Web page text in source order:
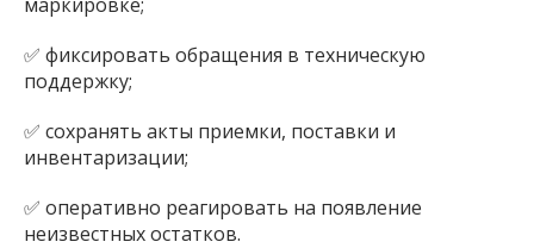
✅ фиксировать обращения в техническую
поддержку;
✅ сохранять акты приемки, поставки и
инвентаризации;
✅ оперативно реагировать на появление
неизвестных остатков.